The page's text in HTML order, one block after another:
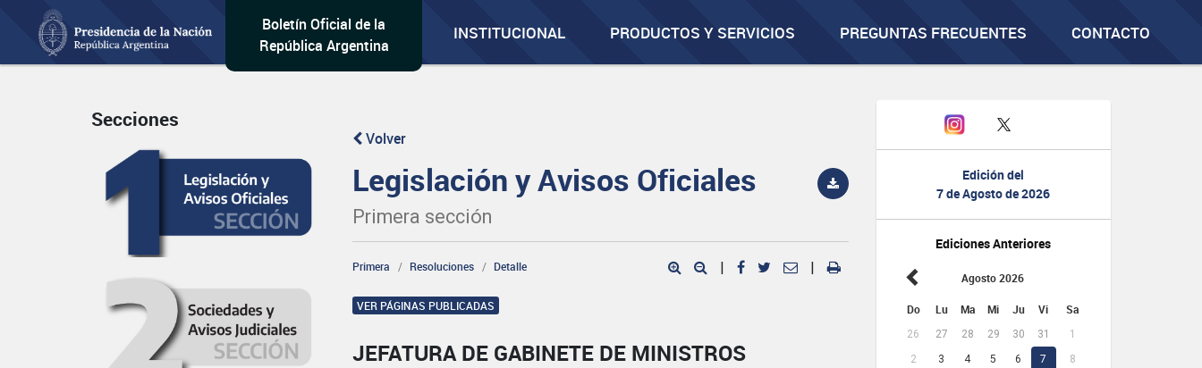
Boletín Oficial de la
República Argentina
INSTITUCIONAL PRODUCTOS Y SERVICIOS PREGUNTAS FRECUENTES CONTACTO
Edición del
7 de Agosto de 2026
Ediciones Anteriores
Agosto 2026
Do Lu Ma Mi Ju Vi Sa
26 27 28 29 30 31
1
2
3 4 5 6 7
8
Secciones
Volver
Legislación y Avisos Oficiales
Primera sección
Primera Resoluciones Detalle | |
VER PÁGINAS PUBLICADAS
JEFATURA DE GABINETE DE MINISTROS